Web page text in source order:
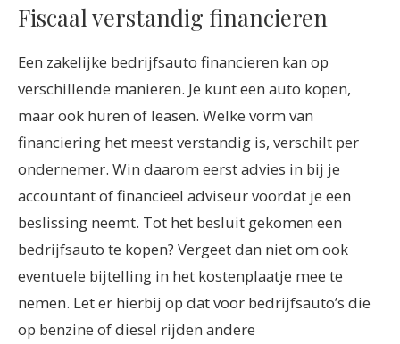
Fiscaal verstandig financieren
Een zakelijke bedrijfsauto financieren kan op
verschillende manieren. Je kunt een auto kopen,
maar ook huren of leasen. Welke vorm van
financiering het meest verstandig is, verschilt per
ondernemer. Win daarom eerst advies in bij je
accountant of financieel adviseur voordat je een
beslissing neemt. Tot het besluit gekomen een
bedrijfsauto te kopen? Vergeet dan niet om ook
eventuele bijtelling in het kostenplaatje mee te
nemen. Let er hierbij op dat voor bedrijfsauto’s die
op benzine of diesel rijden andere